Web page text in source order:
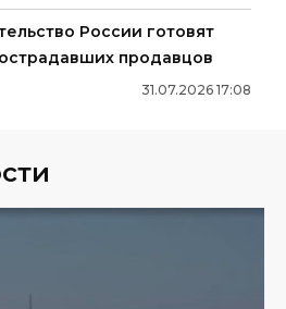
России готовят
продавцов
31.07.2026 17:08